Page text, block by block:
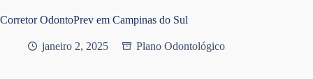
Corretor OdontoPrev em Campinas do Sul
janeiro 2, 2025 Plano Odontológico